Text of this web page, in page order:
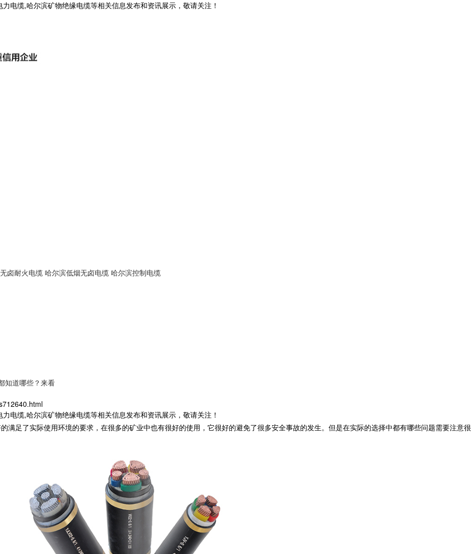
力电缆,哈尔滨矿物绝缘电缆等相关信息发布和资讯展示，敬请关注！
卤耐火电缆 哈尔滨低烟无卤电缆 哈尔滨控制电缆
知道哪些？来看
力电缆,哈尔滨矿物绝缘电缆等相关信息发布和资讯展示，敬请关注！
满足了实际使用环境的要求，在很多的矿业中也有很好的使用，它很好的避免了很多安全事故的发生。但是在实际的选择中都有哪些问题需要注意很